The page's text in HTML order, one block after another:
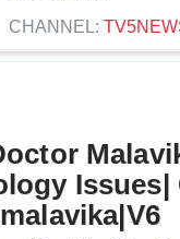
CHANNEL:
Issues|